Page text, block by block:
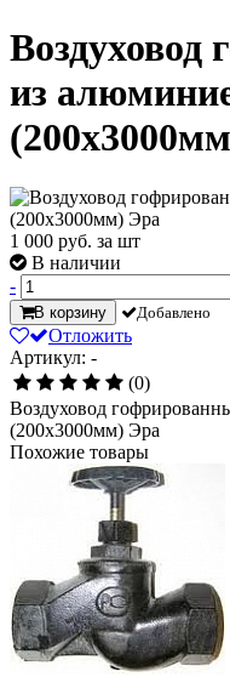
Воздуховод
из
1 000 руб. за шт
В наличии
-
В корзину Добавлено
Отложить
Артикул: -
(0)
Воздуховод
(200х3000мм) Эра
Похожие товары